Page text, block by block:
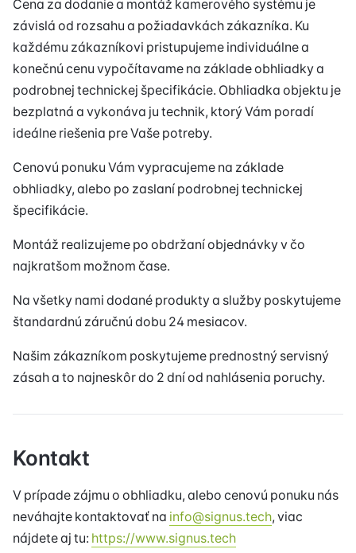
Cena za dodanie a montáž kamerového systému je
závislá od rozsahu a požiadavkách zákazníka. Ku
každému zákazníkovi pristupujeme individuálne a
konečnú cenu vypočítavame na základe obhliadky a
podrobnej technickej špecifikácie. Obhliadka objektu je
bezplatná a vykonáva ju technik, ktorý Vám poradí
ideálne riešenia pre Vaše potreby.
Cenovú ponuku Vám vypracujeme na základe
obhliadky, alebo po zaslaní podrobnej technickej
špecifikácie.
Montáž realizujeme po obdržaní objednávky v čo
najkratšom možnom čase.
Na všetky nami dodané produkty a služby poskytujeme
štandardnú záručnú dobu 24 mesiacov.
Našim zákazníkom poskytujeme prednostný servisný
zásah a to najneskôr do 2 dní od nahlásenia poruchy.
Kontakt
V prípade zájmu o obhliadku, alebo cenovú ponuku nás
neváhajte kontaktovať na info@signus.tech, viac
nájdete aj tu:https://www.signus.tech